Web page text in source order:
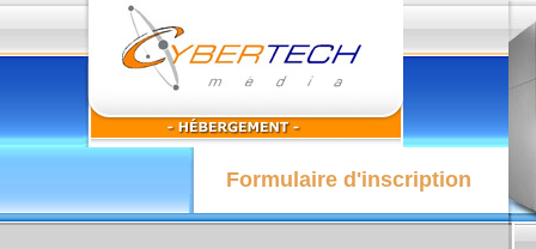
Formulaire d'inscription